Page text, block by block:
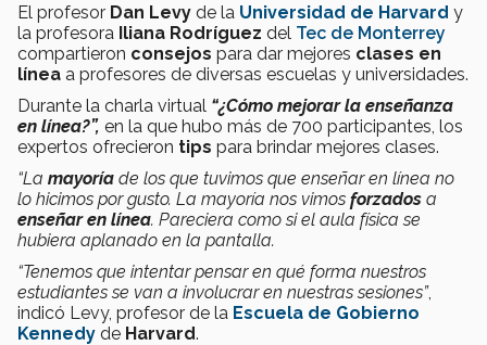
El profesor Dan Levy de la Universidad de Harvard y
la profesora Iliana Rodríguez del Tec de Monterrey
compartieron consejos para dar mejores clases en
línea a profesores de diversas escuelas y universidades.
Durante la charla virtual “¿Cómo mejorar la enseñanza
en línea?”, en la que hubo más de 700 participantes, los
expertos ofrecieron tips para brindar mejores clases.
“La mayoría de los que tuvimos que enseñar en línea no
lo hicimos por gusto. La mayoría nos vimos forzados a
enseñar en línea. Pareciera como si el aula física se
hubiera aplanado en la pantalla.
“Tenemos que intentar pensar en qué forma nuestros
estudiantes se van a involucrar en nuestras sesiones”,
indicó Levy, profesor de la Escuela de Gobierno
Kennedy de Harvard.